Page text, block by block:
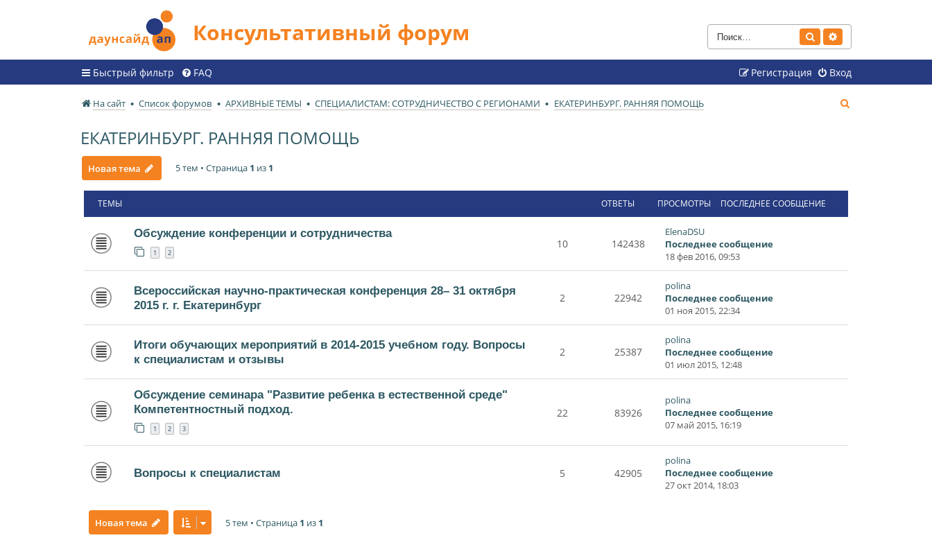
Консультативный форум Поиск
Быстрый фильтр FAQ Вход
Регистрация
На сайт Список форумов АРХИВНЫЕ ТЕМЫ СПЕЦИАЛИСТАМ: СОТРУДНИЧЕСТВО С РЕГИОНАМИ ЕКАТЕРИНБУРГ. РАННЯЯ ПОМОЩЬ
ЕКАТЕРИНБУРГ. РАННЯЯ ПОМОЩЬ
Новая тема 5 тем • Страница 1 из 1
ТЕМЫ ОТВЕТЫ ПРОСМОТРЫ ПОСЛЕДНЕЕ СООБЩЕНИЕ
Обсуждение конференции и сотрудничества
1 2
10 142438
ElenaDSU
Последнее сообщение
18 фев 2016, 09:53
Всероссийская научно-практическая конференция 28– 31 октября
2015 г. г. Екатеринбург
2 22942
polina
Последнее сообщение
01 ноя 2015, 22:34
Итоги обучающих мероприятий в 2014-2015 учебном году. Вопросы
к специалистам и отзывы
2 25387
polina
Последнее сообщение
01 июл 2015, 12:48
Обсуждение семинара "Развитие ребенка в естественной среде"
Компетентностный подход.
1 2 3
22 83926
polina
Последнее сообщение
07 май 2015, 16:19
Вопросы к специалистам 5 42905
polina
Последнее сообщение
27 окт 2014, 18:03
Новая тема 5 тем • Страница 1 из 1